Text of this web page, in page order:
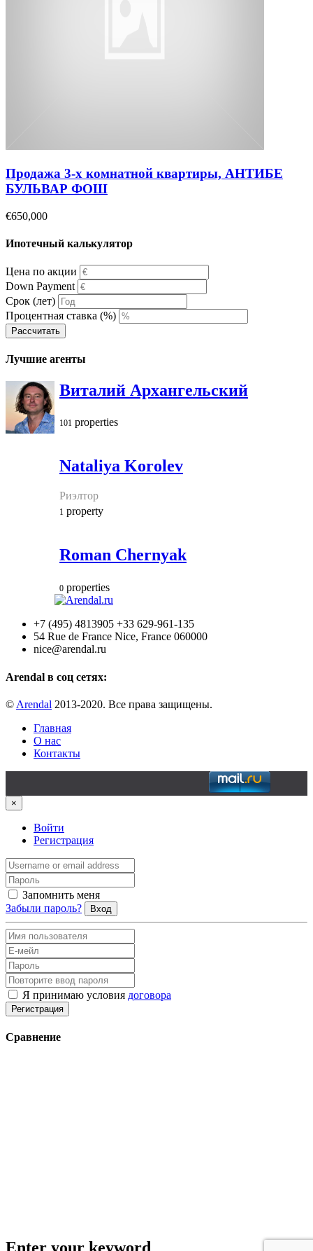
Продажа 3-х комнатной квартиры, АНТИБЕ
БУЛЬВАР ФОШ
€650,000
Ипотечный калькулятор
Цена по акции
Down Payment
Срок (лет)
Процентная ставка (%)
Рассчитать
Лучшие агенты
Виталий Архангельский
101 properties
Nataliya Korolev
Риэлтор
1 property
Roman Chernyak
0 properties
+7 (495) 4813905 +33 629-961-135
54 Rue de France Nice, France 060000
nice@arendal.ru
Arendal в соц сетях:
© Arendal 2013-2020. Все права защищены.
Главная
О нас
Контакты
×
Войти
Регистрация
Запомнить меня
Забыли пароль?
Вход
Я принимаю условия договора
Регистрация
Сравнение